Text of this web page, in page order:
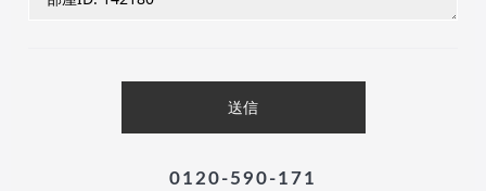
0120-590-171